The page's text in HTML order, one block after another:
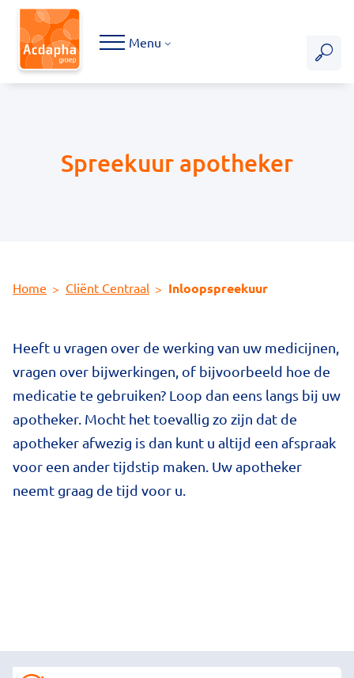
Hoofdmenu
Menu
Home Cliënt Centraal Inloopspreekuur
Spreekuur apotheker
Heeft u vragen over de werking van uw medicijnen,
vragen over bijwerkingen, of bijvoorbeeld hoe de
medicatie te gebruiken? Loop dan eens langs bij uw
apotheker. Mocht het toevallig zo zijn dat de
apotheker afwezig is dan kunt u altijd een afspraak
voor een ander tijdstip maken. Uw apotheker
neemt graag de tijd voor u.